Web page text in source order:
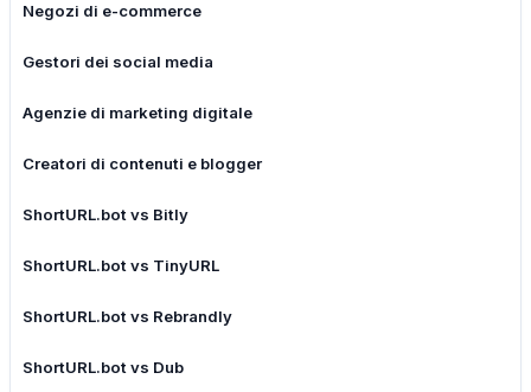
Negozi di e-commerce
Gestori dei social media
Agenzie di marketing digitale
Creatori di contenuti e blogger
ShortURL.bot vs Bitly
ShortURL.bot vs TinyURL
ShortURL.bot vs Rebrandly
ShortURL.bot vs Dub